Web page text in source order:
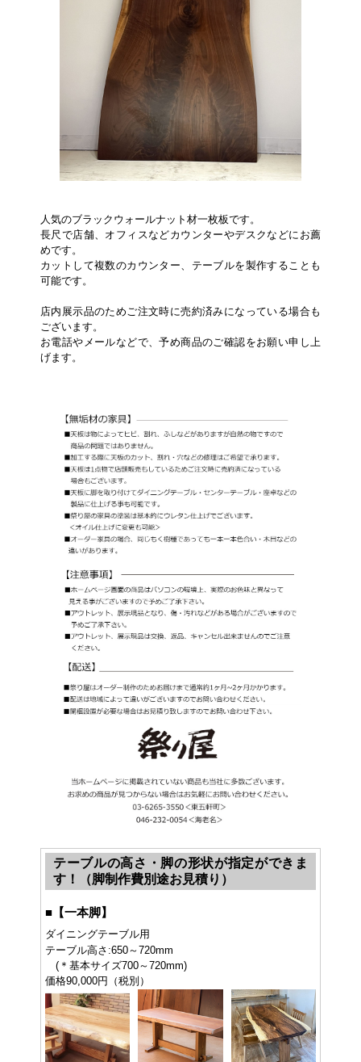
人気のブラックウォールナット材一枚板です。
長尺で店舗、オフィスなどカウンターやデスクなどにお薦
めです。
カットして複数のカウンター、テーブルを製作することも
可能です。
店内展示品のためご注文時に売約済みになっている場合も
ございます。
お電話やメールなどで、予め商品のご確認をお願い申し上
げます。
テーブルの高さ・脚の形状が指定ができま
す！（脚制作費別途お見積り）
■ 【一本脚】
ダイニングテーブル用
テーブル高さ:650～720mm
(＊基本サイズ700～720mm)
価格90,000円（税別）